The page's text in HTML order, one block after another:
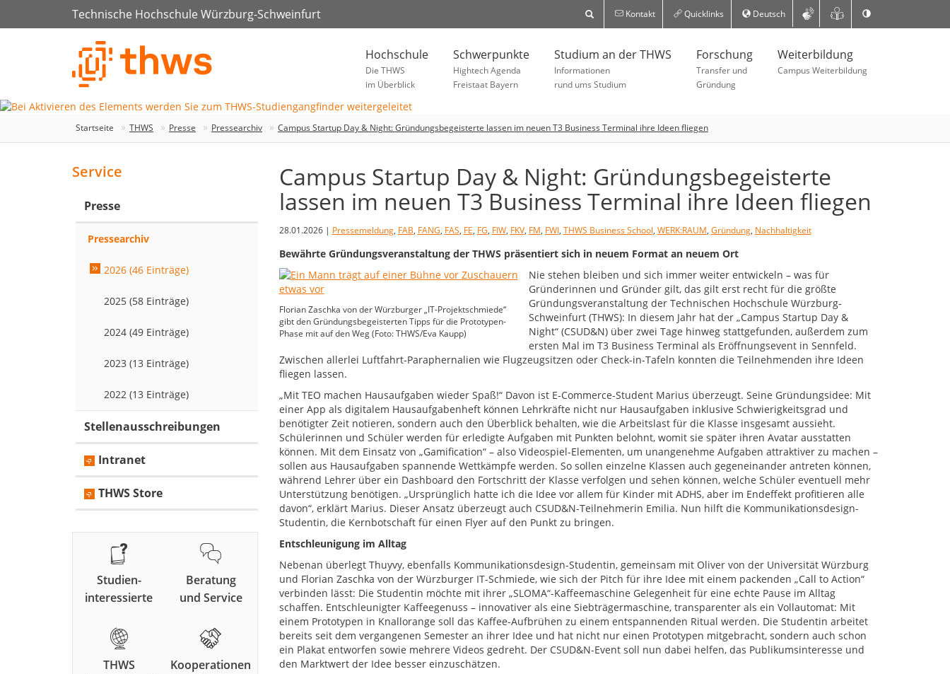
Technische Hochschule Würzburg-Schweinfurt Kontakt Quicklinks Deutsch
Hochschule
Die THWS
im Überblick
Schwerpunkte
Hightech Agenda
Freistaat Bayern
Studium an der THWS
Informationen
rund ums Studium
Forschung
Transfer und
Gründung
Weiterbildung
Campus Weiterbildung
Startseite THWS Presse Pressearchiv Campus Startup Day & Night: Gründungsbegeisterte lassen im neuen T3 Business Terminal ihre Ideen fliegen
Campus Startup Day & Night: Gründungsbegeisterte
lassen im neuen T3 Business Terminal ihre Ideen fliegen
28.01.2026 | Pressemeldung, FAB, FANG, FAS, FE, FG, FIW, FKV, FM, FWI, THWS Business School, WERK:RAUM, Gründung, Nachhaltigkeit
Bewährte Gründungsveranstaltung der THWS präsentiert sich in neuem Format an neuem Ort
Florian Zaschka von der Würzburger „IT-Projektschmiede“
gibt den Gründungsbegeisterten Tipps für die Prototypen-
Phase mit auf den Weg (Foto: THWS/Eva Kaupp)
Nie stehen bleiben und sich immer weiter entwickeln – was für
Gründerinnen und Gründer gilt, das gilt erst recht für die größte
Gründungsveranstaltung der Technischen Hochschule Würzburg-
Schweinfurt (THWS): In diesem Jahr hat der „Campus Startup Day &
Night“ (CSUD&N) über zwei Tage hinweg stattgefunden, außerdem zum
ersten Mal im T3 Business Terminal als Eröffnungsevent in Sennfeld.
Zwischen allerlei Luftfahrt-Paraphernalien wie Flugzeugsitzen oder Check-in-Tafeln konnten die Teilnehmenden ihre Ideen
fliegen lassen.
„Mit TEO machen Hausaufgaben wieder Spaß!“ Davon ist E-Commerce-Student Marius überzeugt. Seine Gründungsidee: Mit
einer App als digitalem Hausaufgabenheft können Lehrkräfte nicht nur Hausaufgaben inklusive Schwierigkeitsgrad und
benötigter Zeit notieren, sondern auch den Überblick behalten, wie die Arbeitslast für die Klasse insgesamt aussieht.
Schülerinnen und Schüler werden für erledigte Aufgaben mit Punkten belohnt, womit sie später ihren Avatar ausstatten
können. Mit dem Einsatz von „Gamification“ – also Videospiel-Elementen, um unangenehme Aufgaben attraktiver zu machen –
sollen aus Hausaufgaben spannende Wettkämpfe werden. So sollen einzelne Klassen auch gegeneinander antreten können,
während Lehrer über ein Dashboard den Fortschritt der Klasse verfolgen und sehen können, welche Schüler eventuell mehr
Unterstützung benötigen. „Ursprünglich hatte ich die Idee vor allem für Kinder mit ADHS, aber im Endeffekt profitieren alle
davon“, erklärt Marius. Dieser Ansatz überzeugt auch CSUD&N-Teilnehmerin Emilia. Nun hilft die Kommunikationsdesign-
Studentin, die Kernbotschaft für einen Flyer auf den Punkt zu bringen.
Entschleunigung im Alltag
Nebenan überlegt Thuyvy, ebenfalls Kommunikationsdesign-Studentin, gemeinsam mit Oliver von der Universität Würzburg
und Florian Zaschka von der Würzburger IT-Schmiede, wie sich der Pitch für ihre Idee mit einem packenden „Call to Action“
verbinden lässt: Die Studentin möchte mit ihrer „SLOMA“-Kaffeemaschine Gelegenheit für eine echte Pause im Alltag
schaffen. Entschleunigter Kaffeegenuss – innovativer als eine Siebträgermaschine, transparenter als ein Vollautomat: Mit
einem Prototypen in Knallorange soll das Kaffee-Aufbrühen zu einem entspannenden Ritual werden. Die Studentin arbeitet
bereits seit dem vergangenen Semester an ihrer Idee und hat nicht nur einen Prototypen mitgebracht, sondern auch schon
ein Plakat entworfen sowie mehrere Videos gedreht. Der CSUD&N-Event soll nun dabei helfen, das Publikumsinteresse und
den Marktwert der Idee besser einzuschätzen.
Service
Presse
Pressearchiv
2026 (46 Einträge)
2025 (58 Einträge)
2024 (49 Einträge)
2023 (13 Einträge)
2022 (13 Einträge)
Stellenausschreibungen
Intranet
THWS Store
Studien-
interessierte
Beratung
und Service
THWS
Kooperationen